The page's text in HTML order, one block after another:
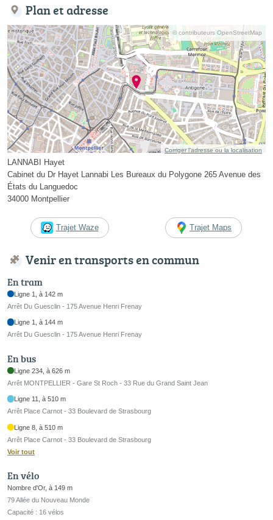
Plan et adresse
© contributeurs OpenStreetMap
Corriger l’adresse ou la localisation
LANNABI Hayet
Cabinet du Dr Hayet Lannabi Les Bureaux du Polygone 265 Avenue des
États du Languedoc
34000 Montpellier
Trajet Waze Trajet Maps
Venir en transports en commun
En tram
Ligne 1, à 142 m
Arrêt Du Guesclin - 175 Avenue Henri Frenay
Ligne 1, à 144 m
Arrêt Du Guesclin - 175 Avenue Henri Frenay
En bus
Ligne 234, à 626 m
Arrêt MONTPELLIER - Gare St Roch - 33 Rue du Grand Saint Jean
Ligne 11, à 510 m
Arrêt Place Carnot - 33 Boulevard de Strasbourg
Ligne 8, à 510 m
Arrêt Place Carnot - 33 Boulevard de Strasbourg
Voir tout
En vélo
Nombre d'Or, à 149 m
79 Allée du Nouveau Monde
Capacité : 16 vélos